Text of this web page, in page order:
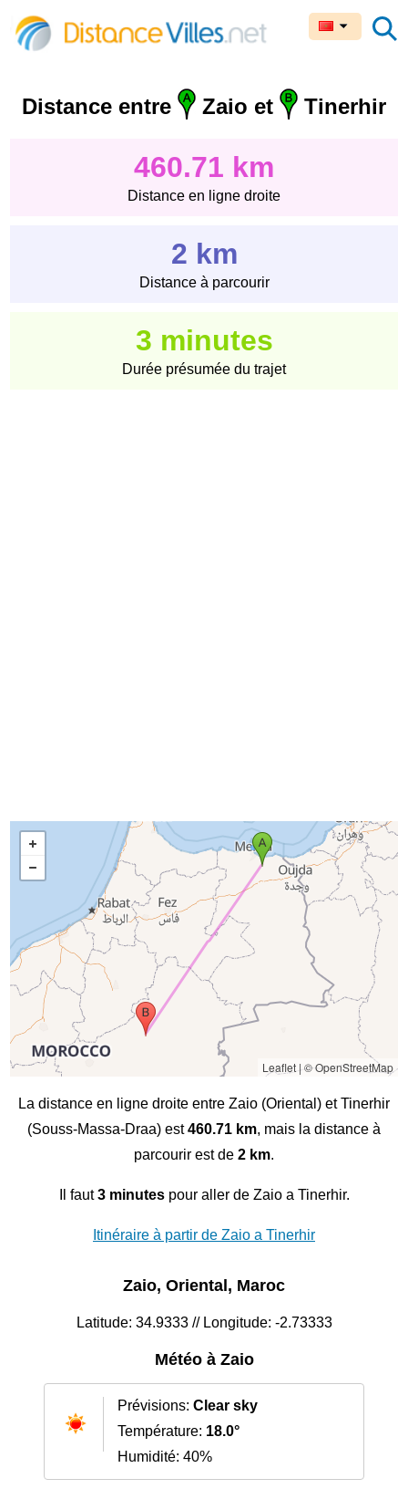
Distance entre Zaio et Tinerhir
460.71 km
Distance en ligne droite
2 km
Distance à parcourir
3 minutes
Durée présumée du trajet
Leaflet|© OpenStreetMap
La distance en ligne droite entre Zaio (Oriental) et Tinerhir
(Souss-Massa-Draa) est460.71 km, mais la distance à
parcourir est de 2 km.
Il faut3 minutespour aller de Zaio a Tinerhir.
Itinéraire à partir de Zaio a Tinerhir
Zaio, Oriental, Maroc
Latitude: 34.9333 // Longitude: -2.73333
Météo à Zaio
Prévisions: Clear sky
Température: 18.0°
Humidité: 40%